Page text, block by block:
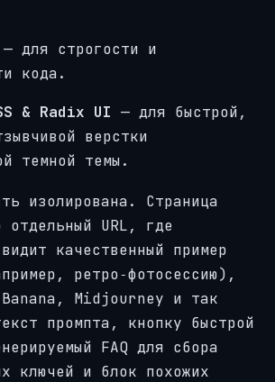
— для строгости и
кода.
& Radix UI — для быстрой,
верстки
темной темы.
изолирована. Страница
отдельный URL, где
качественный пример
ретро‑фотосессию),
Midjourney и так
промпта, кнопку быстрой
FAQ для сбора
ключей и блок похожих